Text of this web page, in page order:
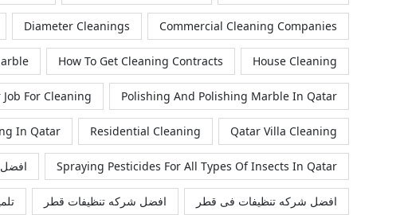
Commercial Cleaning Companies
Diameter Cleanings
House Cleaning
How To Get Cleaning Contracts
Polishing And Polishing Marble In Qatar
For Cleaning
Qatar Villa Cleaning
Residential Cleaning
In Qatar
Spraying Pesticides For All Types Of Insects In Qatar
افضل شركه تنظيفات فى قطر افضل شركه تنظيفات قطر